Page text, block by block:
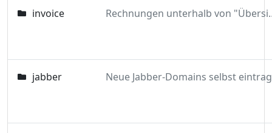
invoice
jabber